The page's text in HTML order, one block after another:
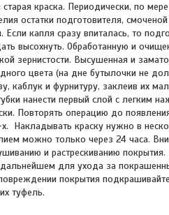
старая краска. Периодически, по
остатки подготовителя,
капля сразу впиталась, то
высохнуть. Обработанную и
зернистости. Высушенная и
цвета (на дне бутылочки не
каблук и фурнитуру, заклеив их
нанести первый слой с легким
Повторять операцию до
Накладывать краску нужно в
можно только через 24 часа.
и растрескиванию
дальнейшем для ухода за
покрытия
туфель.